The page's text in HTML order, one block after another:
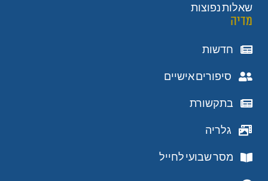
שאלות נפוצות
מדיה
חדשות
סיפורים אישיים
בתקשורת
גלריה
מסר שבועי לחייל